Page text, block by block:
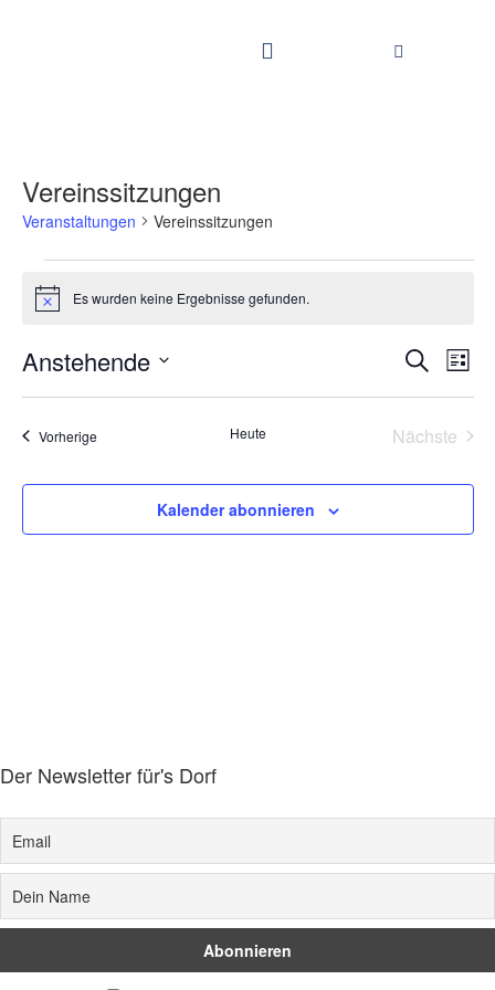
Vereinssitzungen
Veranstaltungen Vereinssitzungen
HinweisEs wurden keine Ergebnisse gefunden.
Suche
und
Ansichten,
SucheListe
Anstehende
Datum
VorherigeVeranstaltungen Heute
Nächste
Kalender abonnieren
Der Newsletter für's Dorf